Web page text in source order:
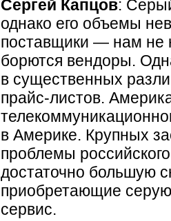
Сергей Капцов:
однако его объемы
поставщики — нам не
борются вендоры.
в существенных
прайс-листов.
в Америке. Крупных
проблемы
достаточно большую
приобретающие серую
сервис.